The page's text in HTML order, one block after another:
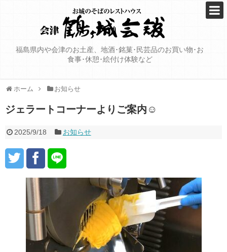
福島県内や会津のお土産、地酒･銘菓･民芸品のお買い物･お
食事･休憩･絵付け体験など
ホーム お知らせ
ジェラートコーナーよりご案内☺️
2025/9/18 お知らせ